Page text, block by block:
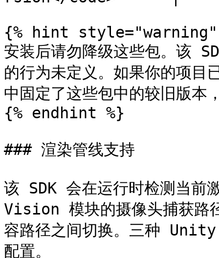
{% hint style="warning"
安装后请勿降级这些包。该
的行为未定义。如果你的
中固定了这些包中的较旧版本
{% endhint %}
### 渲染管线支持
该 SDK 会在运行时检测当前
Vision 模块的摄像头捕获路
容路径之间切换。三种 Unity
配置。